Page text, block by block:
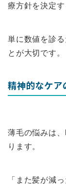
療方針を決定
単に数値を診
とが大切です。
精神的なケア
薄毛の悩みは
ります。
「また髪が減